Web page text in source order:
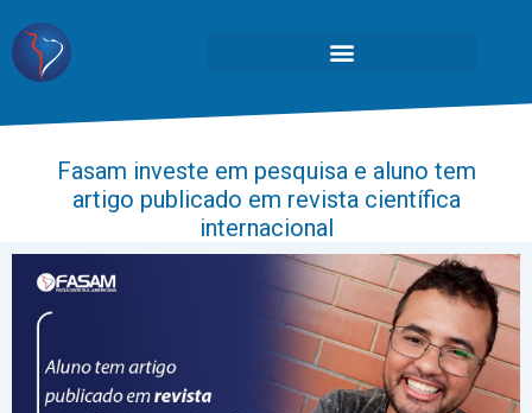
Fasam investe em pesquisa e aluno tem
artigo publicado em revista científica
internacional